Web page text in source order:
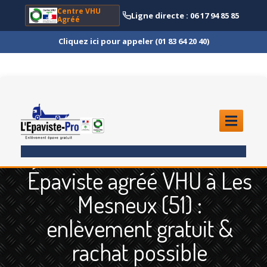
Centre VHU
Agréé
Ligne directe : 06 17 94 85 85
Cliquez ici pour appeler (01 83 64 20 40)
ENLÈVEMENTÉPAVE
Quoi ?
Scooteret Moto
Camion et Poids Lourd
Épaviste agréé VHU à Les
Mesneux (51) :
enlèvement gratuit &
rachat possible